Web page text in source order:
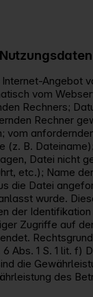
Angebot
vom
Rechners;
Rechner
vom
(z. B.
Datei nicht
etc.); Name
die Datei
wurde.
der Identifikation
Zugriffe auf
Abs. 1 S. 1 lit. f)
die
des